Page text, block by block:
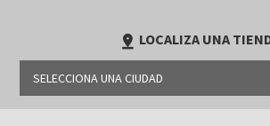
pin_drop LOCALIZA UNA
SELECCIONA UNA CIUDAD
BARRANQUILLA